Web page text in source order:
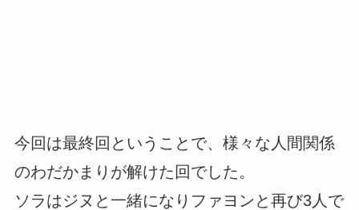
今回は最終回ということで、様々な人間関係
のわだかまりが解けた回でした。
ソラはジヌと一緒になりファヨンと再び3人で